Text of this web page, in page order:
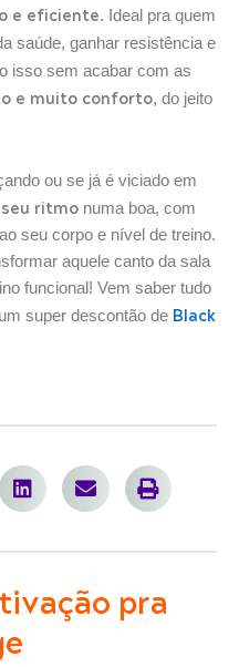
e eficiente. Ideal pra quem
saúde, ganhar resistência e
isso sem acabar com as
e muito conforto, do jeito
ou se já é viciado em
ritmo numa boa, com
seu corpo e nível de treino.
aquele canto da sala
funcional! Vem saber tudo
super descontão de Black
pra